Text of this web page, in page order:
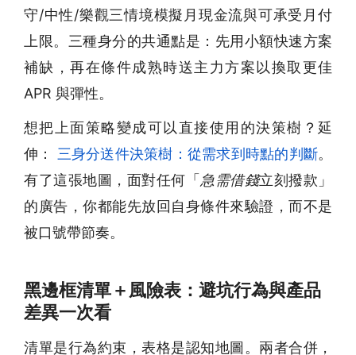
守/中性/樂觀三情境模擬月現金流與可承受月付
上限。三種身分的共通點是：先用小額快速方案
補缺，再在條件成熟時送主力方案以換取更佳
APR 與彈性。
想把上面策略變成可以直接使用的決策樹？延
伸：
三身分送件決策樹：從需求到時點的判斷。
有了這張地圖，面對任何「急需借錢立刻撥款」
的廣告，你都能先放回自身條件來驗證，而不是
被口號帶節奏。
黑邊框清單＋風險表：避坑行為與產品
差異一次看
清單是行為約束，表格是認知地圖。兩者合併，